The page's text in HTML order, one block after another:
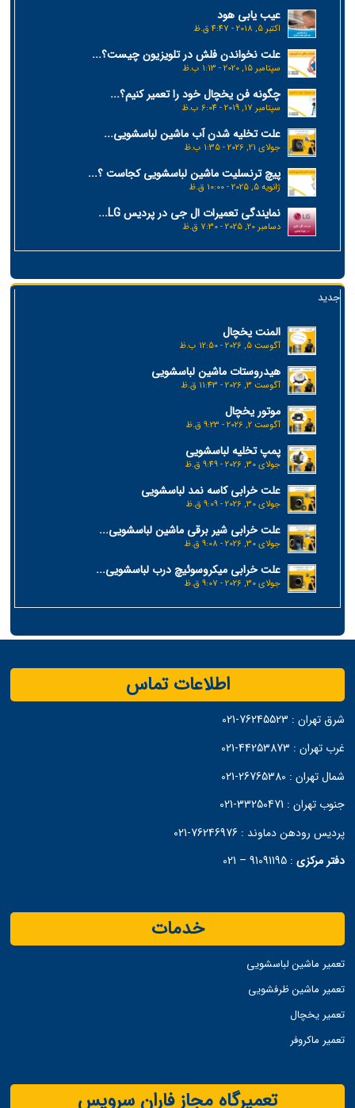
عیب یابی هود
اکتبر 5, 2018 - 4:47 ق.ظ
علت نخواندن فلش در تلویزیون چیست؟...
سپتامبر 15, 2020 - 1:13 ب.ظ
چگونه فن یخچال خود را تعمیر کنیم؟...
سپتامبر 17, 2019 - 6:04 ب.ظ
علت تخلیه شدن آب ماشین لباسشویی...
جولای 21, 2026 - 1:35 ب.ظ
پیچ ترنسلیت ماشین لباسشویی کجاست ؟...
ژانویه 5, 2025 - 10:00 ق.ظ
نمایندگی تعمیرات ال جی در پردیس LG...
دسامبر 20, 2025 - 7:30 ق.ظ
جدید
المنت یخچال
آگوست 5, 2026 - 12:50 ب.ظ
هیدروستات ماشین لباسشویی
آگوست 3, 2026 - 11:43 ق.ظ
موتور یخچال
آگوست 2, 2026 - 9:23 ق.ظ
پمپ تخلیه لباسشویی
جولای 30, 2026 - 9:49 ق.ظ
علت خرابی کاسه نمد لباسشویی
جولای 30, 2026 - 9:09 ق.ظ
علت خرابی شیر برقی ماشین لباسشویی...
جولای 30, 2026 - 9:08 ق.ظ
علت خرابی میکروسوئیچ درب لباسشویی...
جولای 30, 2026 - 9:07 ق.ظ
اطلاعات تماس
شرق تهران : 76245523-021
غرب تهران : 44253873-021
شمال تهران :
جنوب تهران : 33250471-021
پردیس رودهن دماوند :76246976-021
دفتر مرکزی :
91091195 – 021
خدمات
تعمیر ماشین لباسشویی
تعمیر ماشین ظرفشویی
تعمیر یخچال
تعمیر ماکروفر
تعمیرگاه مجاز فاران سرویس